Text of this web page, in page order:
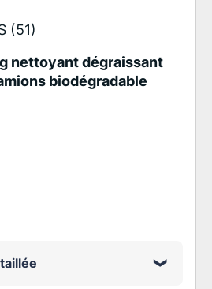
(51)
nettoyant dégraissant
biodégradable